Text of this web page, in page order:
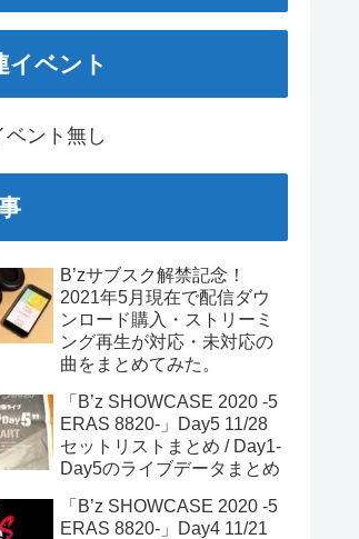
イベント
ベント無し
B’zサブスク解禁記念！
2021年5月現在で配信ダウ
ンロード購入・ストリーミ
ング再生が対応・未対応の
曲をまとめてみた。
「B’z SHOWCASE 2020 -5
ERAS 8820-」Day5 11/28
セットリストまとめ / Day1-
Day5のライブデータまとめ
「B’z SHOWCASE 2020 -5
ERAS 8820-」Day4 11/21